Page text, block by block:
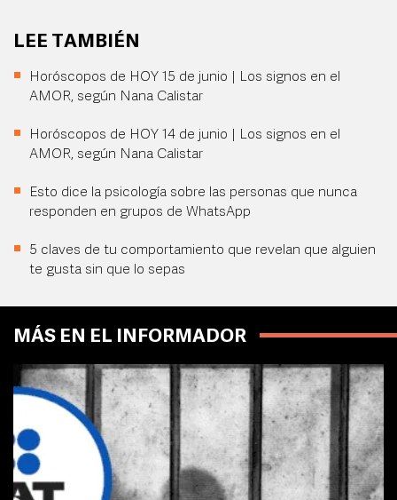
LEE TAMBIÉN
Horóscopos de HOY 15 de junio | Los signos en el
AMOR, según Nana Calistar
Horóscopos de HOY 14 de junio | Los signos en el
AMOR, según Nana Calistar
Esto dice la psicología sobre las personas que nunca
responden en grupos de WhatsApp
5 claves de tu comportamiento que revelan que alguien
te gusta sin que lo sepas
MÁS EN EL INFORMADOR